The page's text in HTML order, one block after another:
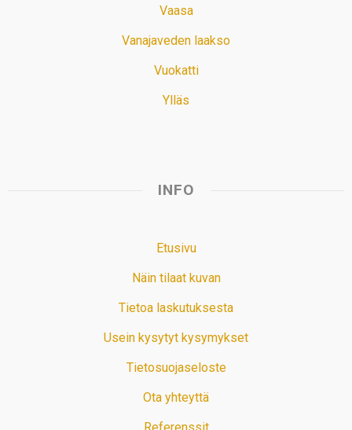
Vaasa
Vanajaveden laakso
Vuokatti
Ylläs
INFO
Etusivu
Näin tilaat kuvan
Tietoa laskutuksesta
Usein kysytyt kysymykset
Tietosuojaseloste
Ota yhteyttä